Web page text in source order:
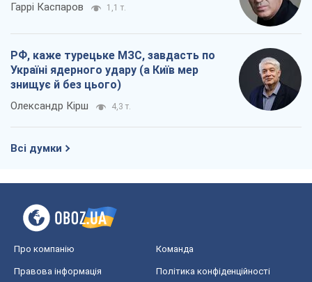
Гаррі Каспаров 1,1 т.
РФ, каже турецьке МЗС, завдасть по
Україні ядерного удару (а Київ мер
знищує й без цього)
Олександр Кірш 4,3 т.
Всі думки
Про компанію Команда
Правова інформація Політика конфіденційності